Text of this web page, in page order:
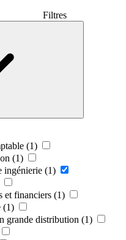
Filtres
(1)
(1)
ingénierie (1)
et financiers (1)
(1)
grande distribution (1)